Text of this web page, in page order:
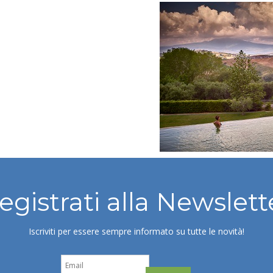
alla
Iscriviti per essere sempre informato su tutte le novità!